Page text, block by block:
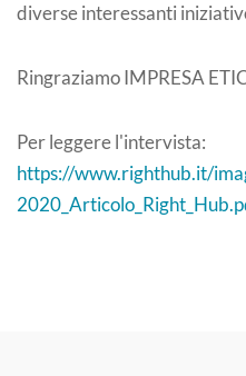
diverse interessanti
Ringraziamo IMPRESA
Per leggere l'intervista:
https://www.righthub.it/